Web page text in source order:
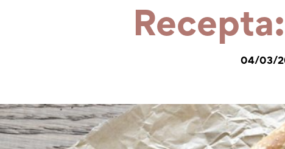
04/03/